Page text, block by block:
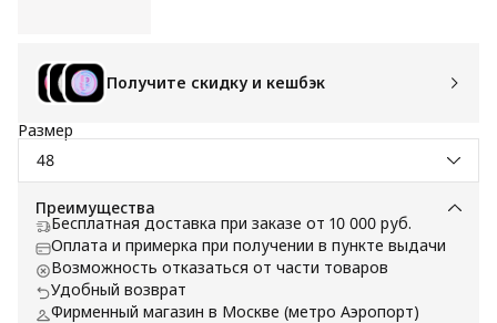
Получите скидку и кешбэк
Размер
48
Преимущества
Бесплатная доставка при заказе от 10 000 руб.
Оплата и примерка при получении в пункте выдачи
Возможность отказаться от части товаров
Удобный возврат
Фирменный магазин в Москве (метро Аэропорт)